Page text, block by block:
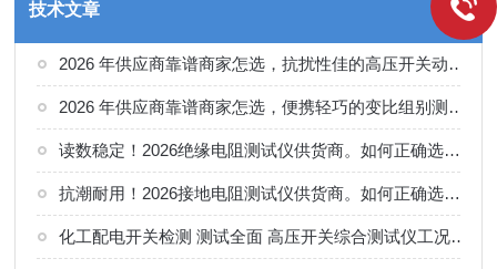
技术文章
2026 年供应商靠谱商家怎选，抗扰性佳的高压开关动特性测试仪供应商甄别
2026 年供应商靠谱商家怎选，便携轻巧的变比组别测试仪选购指南
读数稳定！2026绝缘电阻测试仪供货商。如何正确选择适合的厂家
抗潮耐用！2026接地电阻测试仪供货商。如何正确选择适合的厂家
化工配电开关检测 测试全面 高压开关综合测试仪工况选型参考